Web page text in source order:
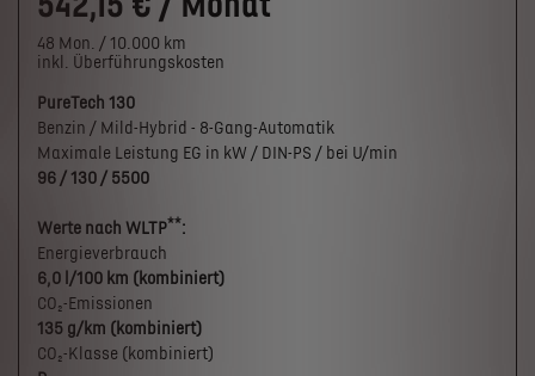
48 Mon. / 10.000 km
inkl. Überführungskosten
PureTech 130
Benzin / Mild-Hybrid - 8-Gang-Automatik
Maximale Leistung EG in kW / DIN-PS / bei U/min
96 / 130 / 5500
Werte nach WLTP**:
Energieverbrauch
6,0 l/100 km (kombiniert)
CO₂-Emissionen
135 g/km (kombiniert)
CO₂-Klasse (kombiniert)